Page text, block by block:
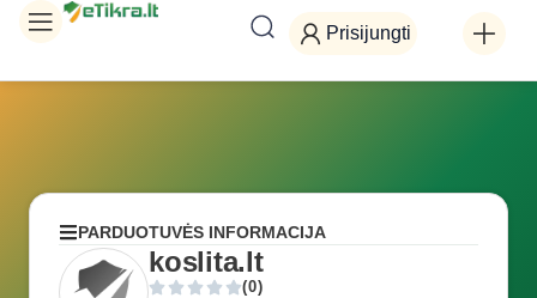
Prisijungti
PARDUOTUVĖS INFORMACIJA
koslita.lt
(0)